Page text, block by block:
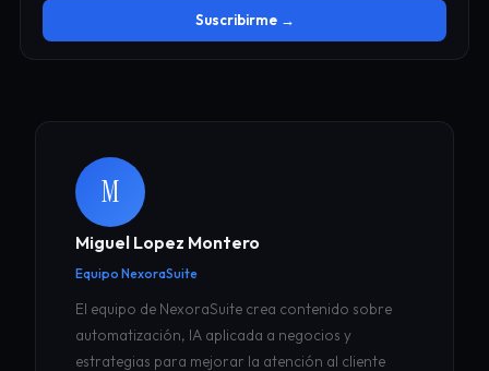
Suscribirme →
M
Miguel Lopez Montero
Equipo NexoraSuite
El equipo de NexoraSuite crea contenido sobre
automatización, IA aplicada a negocios y
estrategias para mejorar la atención al cliente